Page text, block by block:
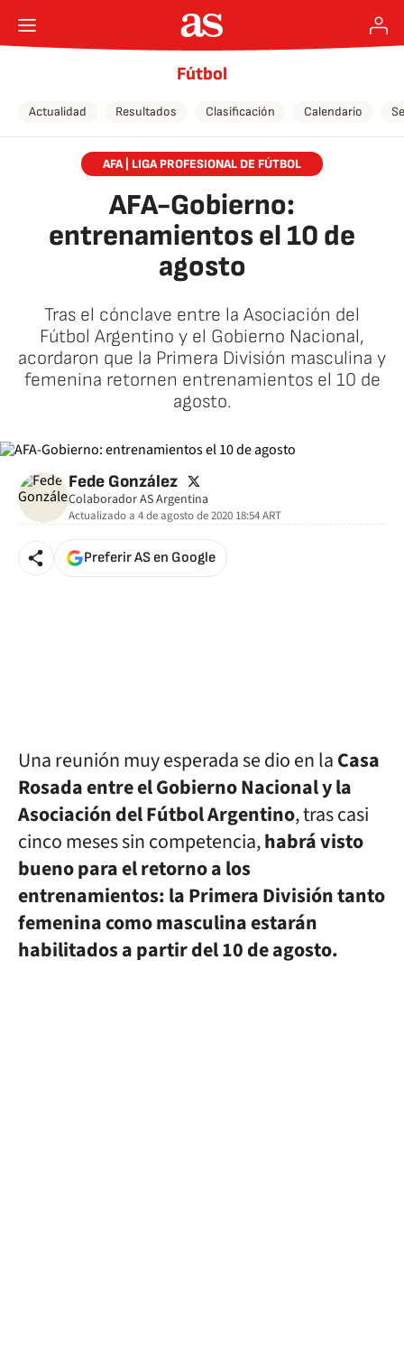
Fútbol
Actualidad Resultados Clasificación Calendario
AFA | LIGA PROFESIONAL DE FÚTBOL
AFA-Gobierno:
entrenamientos el 10 de
agosto
Tras el cónclave entre la Asociación del
Fútbol Argentino y el Gobierno Nacional,
acordaron que la Primera División masculina y
femenina retornen entrenamientos el 10 de
agosto.
Fede González twitter
Colaborador AS Argentina
Actualizado a 4 de agosto de 2020 18:54ART
Preferir AS en Google
Una reunión muy esperada se dio en laCasa
Rosada entre el Gobierno Nacional y la
Asociación del Fútbol Argentino, tras casi
cinco meses sin competencia,habrá visto
bueno para el retorno a los
entrenamientos: la Primera División tanto
femenina como masculina estarán
habilitados a partir del 10 de agosto.